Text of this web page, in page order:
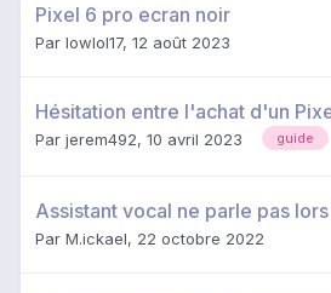
Pixel 6 pro ecran noir
Par lowlol17, 12 août 2023
Hésitation entre l'achat d'un
Par jerem492, 10 avril 2023 guide
Assistant vocal ne parle pas
Par M.ickael, 22 octobre 2022